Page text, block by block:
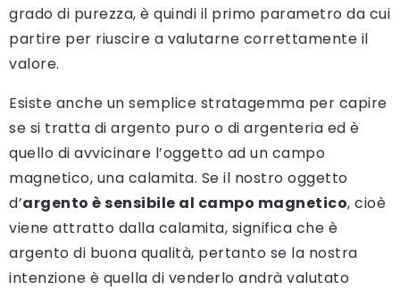
grado di purezza, è quindi il primo parametro da cui
partire per riuscire a valutarne correttamente il
valore.
Esiste anche un semplice stratagemma per capire
se si tratta di argento puro o di argenteria ed è
quello di avvicinare l’oggetto ad un campo
magnetico, una calamita. Se il nostro oggetto
d’argento è sensibile al campo magnetico, cioè
viene attratto dalla calamita, significa che è
argento di buona qualità, pertanto se la nostra
intenzione è quella di venderlo andrà valutato